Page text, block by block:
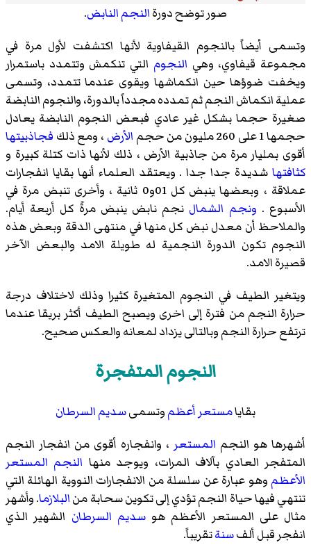
صور توضح دورةالنجم النابض.
وتسمى أيضاً بالنجوم القيفاوية لأنها اكتشفت لأول مرة في
مجموعة قيفاوي، وهي النجوم التي تنكمش وتتمدد باستمرار
ويخفت ضوؤها حين انكماشها ويقوى عندما تتمدد، وتسمى
عملية انكماش النجم ثم تمدده مجدداً بالدورة، والنجوم النابضة
صغيرة حجما بشكل غير عادي فبعض النجوم النابضة يعادل
حجمها 1 على 260 مليون من حجم
الأرض ، ومع ذلك فجاذبيتها
أقوى بمليار مرة من جاذبية الأرض ، ذلك لأنها ذات كتلة كبيرة و
كثافتها شديدة جدا جدا . ويعتقد العلماء أنها بقايا انفجارات
عملاقة ، وبعضها ينبض كل 01و0 ثانية ، وأخرى تنبض مرة في
الأسبوع . ونجم الشمال نجم نابض ينبض مرةً كل أربعة أيام.
والملاحظ أن معدل نبض كل منها في منتهى الدقة وبعض هذه
النجوم تكون الدورة النجمية له طويلة الامد والبعض الآخر
قصيرة الامد.
ويتغير الطيف في النجوم المتغيرة كثيرا وذلك لاختلاف درجة
حرارة النجم من فترة إلى اخرى ويصبح الطيف أكثر بريقا عندما
ترتفع حرارة النجم وبالتالى يزداد لمعانه والعكس صحيح.
النجوم المتفجرة
بقايامستعر أعظموتسمىسديم السرطان
أشهرها هو النجم المستعر ، وانفجاره أقوى من انفجار النجم
المتفجر العادي بآلاف المرات، ويوجد منها النجم المستعر
الأعظم وهو عبارة عن سلسلة من الانفجارات النووية الهائلة التي
تنتهي فيها حياة النجم تؤدي إلى تكوين سحابة منالبلازما. وأشهر
مثال على المستعر الأعظم هوسديم السرطان الشهير الذي
انفجر قبل ألفسنةتقريباً.